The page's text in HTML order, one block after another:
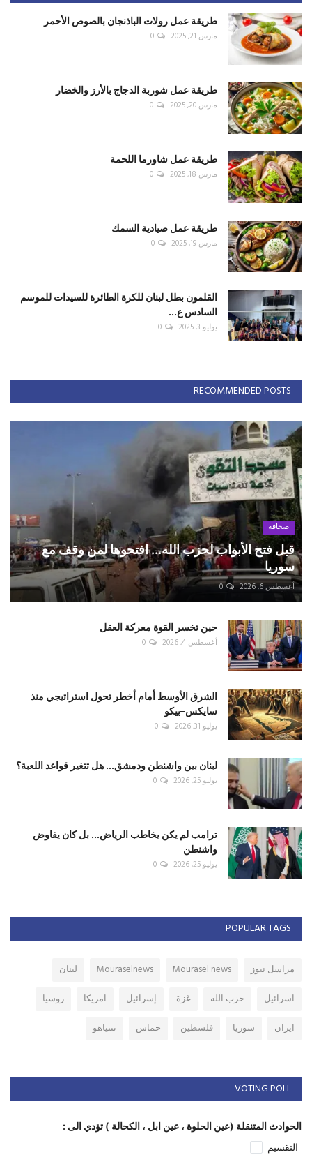
طريقة عمل رولات الباذنجان بالصوص الأحمر
مارس 21, 2025 0
طريقة عمل شوربة الدجاج بالأرز والخضار
مارس 20, 2025 0
طريقة عمل شاورما اللحمة
مارس 18, 2025 0
طريقة عمل صيادية السمك
مارس 19, 2025 0
القلمون بطل لبنان للكرة الطائرة للسيدات للموسم
السادس ع...
يوليو 3, 2025 0
RECOMMENDED POSTS
صحافة
قبل فتح الأبواب لحزب الله... افتحوها لمن وقف مع
سوريا
أغسطس 6, 2026 0
حين تخسر القوة معركة العقل
أغسطس 4, 2026 0
الشرق الأوسط أمام أخطر تحول استراتيجي منذ
سايكس–بيكو
يوليو 31, 2026 0
لبنان بين واشنطن ودمشق... هل تتغير قواعد اللعبة؟
يوليو 25, 2026 0
ترامب لم يكن يخاطب الرياض... بل كان يفاوض
واشنطن
يوليو 25, 2026 0
POPULAR TAGS
مراسل نيوز Mourasel news
Mouraselnews
لبنان
اسرائيل
حزب الله غزة إسرائيل امريكا
روسيا
ايران
سوريا فلسطين حماس نتنياهو
VOTING POLL
الحوادث المتنقلة (عين الحلوة ، عين ابل ، الكحالة ) تؤدي الى :
التقسيم